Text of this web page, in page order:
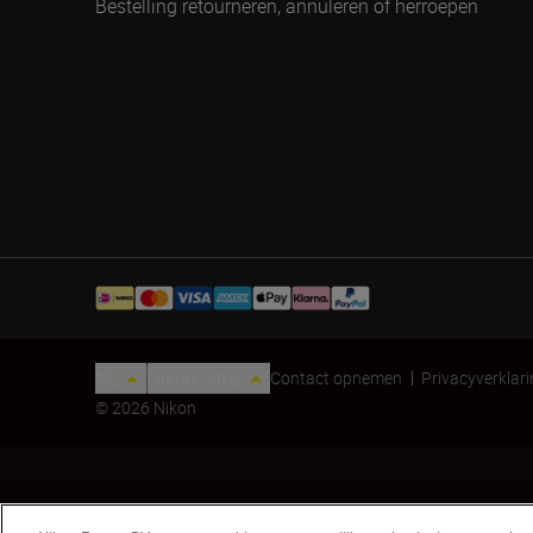
Bestelling retourneren, annuleren of herroepen
Contact opnemen
© 2026 Nikon